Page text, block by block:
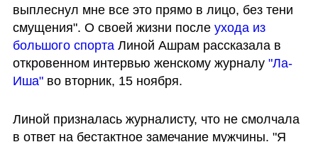
выплеснул мне все это прямо в лицо, без тени
смущения". О своей жизни после ухода из
большого спорта Линой Ашрам рассказала в
откровенном интервью женскому журналу "Ла-
Иша" во вторник, 15 ноября.
Линой призналась журналисту, что не смолчала
в ответ на бестактное замечание мужчины. "Я